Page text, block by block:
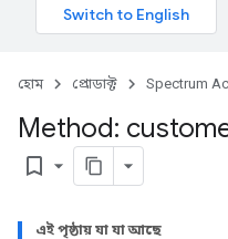
হোম প্রোডাক্ট Spectrum
Method:
bookmark_border
এই পৃষ্ঠায় যা যা আছে